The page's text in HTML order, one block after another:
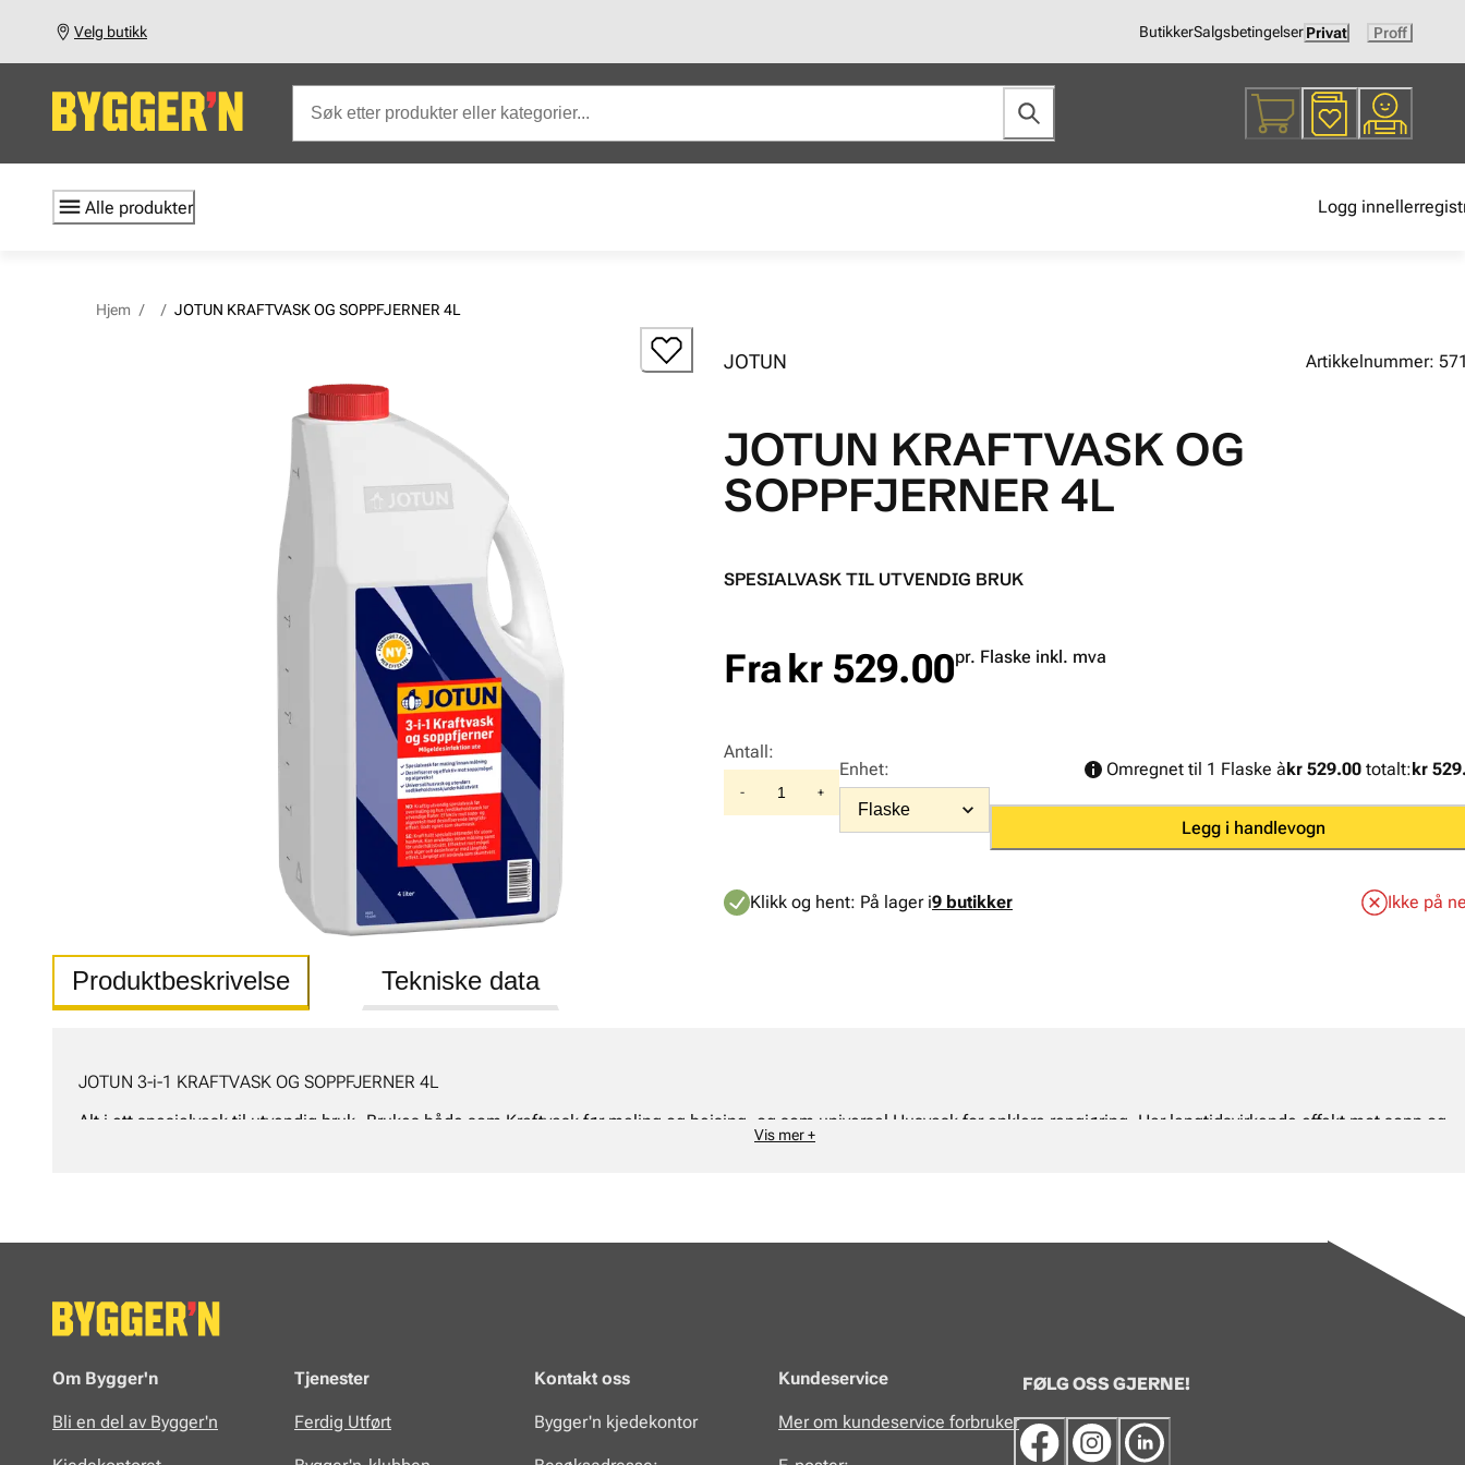
Velg butikk ButikkerSalgsbetingelserPrivat Proff
Alle produkter Logg inneller
Hjem / / JOTUN KRAFTVASK OG SOPPFJERNER 4L
JOTUN Artikkelnummer:
JOTUN KRAFTVASK OG
SOPPFJERNER 4L
SPESIALVASK TIL UTVENDIG BRUK
Frakr 529.00pr. Flaske inkl. mva
Antall :
- +
Enhet: Omregnet til 1 Flaske à kr 529.00 totalt: kr
Legg i handlevogn
Klikk og hent: På lager i9 butikker Ikke på
Produktbeskrivelse Tekniske data
JOTUN 3-i-1 KRAFTVASK OG SOPPFJERNER 4L
Alt i ett spesialvask til utvendig bruk. Brukes både som Kraftvask før maling og beising, og som universal Husvask for enklere rengjøring. Har langtidsvirkende effekt mot sopp og
Vis mer +
Om Bygger'n
Bli en del av Bygger'n
Tjenester
Ferdig Utført
Kontakt oss
Bygger'n kjedekontor
Kundeservice
Mer om kundeservice forbruker
FØLG OSS GJERNE!